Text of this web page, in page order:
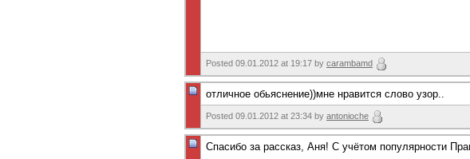
Posted 09.01.2012 at 19:17 by carambamd
отличное обьяснение))мне нравится слово узор..
Posted 09.01.2012 at 23:34 by antonioche
Спасибо за рассказ, Аня! С учётом популярности